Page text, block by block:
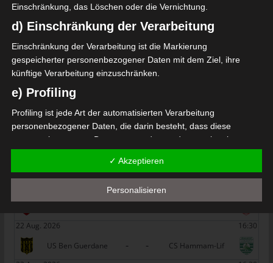
SPIELTAG 1
22 Aug. 2026
PS Sakiet Eddaïer
- -
JS Omrane
22 Aug. 2026
Stade Tunisien
22 Aug. 2026
ES Hammam Sousse
- -
US Monastir
22 Aug. 2026
16:30
- -
- -
22 Aug. 2026
16:30
US Ben Guerdane
- -
CS Hammam-Lif
Einschränkung, das Löschen oder die Vernichtung.
d) Einschränkung der Verarbeitung
Einschränkung der Verarbeitung ist die Markierung
gespeicherter personenbezogener Daten mit dem Ziel, ihre
künftige Verarbeitung einzuschränken.
e) Profiling
Profiling ist jede Art der automatisierten Verarbeitung
personenbezogener Daten, die darin besteht, dass diese
personenbezogenen Daten verwendet werden, um bestimmte
beziehen, zu bewerten, insbesondere, um Aspekte bezüglich
Arbeitsleistung, wirtschaftlicher Lage, Gesundheit, persönlicher
Vorlieben, Interessen, Zuverlässigkeit, Verhalten, Aufenthaltsort
f) Pseudonymisierung
Pseudonymisierung ist die Verarbeitung personenbezogener
✓ Akzeptieren
Personalisieren